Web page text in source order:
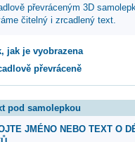
převráceným 3D
čitelný i zrcadlený text.
jak je vyobrazena
převráceně
pod samolepkou
JMÉNO NEBO TEXT O